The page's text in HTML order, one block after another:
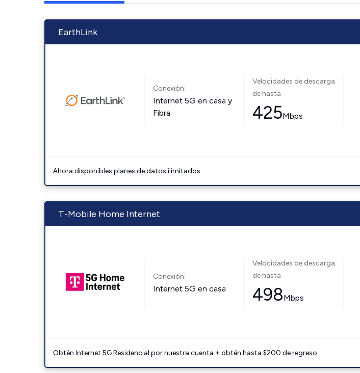
EarthLink
Conexión:
Internet 5G en casa y
Fibra
Velocidades de descarga
de hasta
425Mbps
Ahora disponibles planes de datos ilimitados
T-Mobile Home Internet
Conexión:
Internet 5G en casa
Velocidades de descarga
de hasta
498Mbps
Obtén Internet 5G Residencial por nuestra cuenta + obtén hasta $200 de regreso.